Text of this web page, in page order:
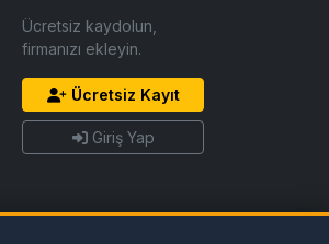
Ücretsiz kaydolun,
firmanızı ekleyin.
Ücretsiz Kayıt
Giriş Yap